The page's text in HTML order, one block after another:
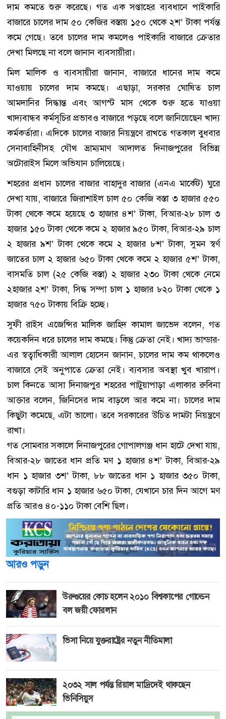
দাম কমতে শুরু করেছে। গত এক সপ্তাহের ব্যবধানে পাইকারি
বাজারে চালের দাম ৫০ কেজির বস্তায় ১৫০ থেকে ২শ’ টাকা পর্যন্ত
কমে গেছে। তবে চালের দাম কমলেও পাইকারি বাজারে ক্রেতার
দেখা মিলছে না বলে জানান ব্যবসায়ীরা।
মিল মালিক ও ব্যবসায়ীরা জানান, বাজারে ধানের দাম কমে
যাওয়ায় চালের দাম কমছে। এছাড়া, সরকার ঘোষিত চাল
আমদানির সিদ্ধান্ত এবং আগস্ট মাস থেকে শুরু হতে যাওয়া
খাদ্যবান্ধব কর্মসূচির প্রভাবও বাজারে পড়ছে বলে জানিয়েছেন খাদ্য
কর্মকর্তারা। এদিকে চালের বাজার নিয়ন্ত্রণে রাখতে গতকাল বুধবার
সেনাবাহিনীসহ যৌথ ভ্রাম্যমাণ আদালত দিনাজপুরের বিভিন্ন
অটোরাইস মিলে অভিযান চালিয়েছে।
শহরের প্রধান চালের বাজার বাহাদুর বাজার (এনএ মার্কেট) ঘুরে
দেখা যায়, বাজারে জিরাশাইল চাল ৫০ কেজি বস্তা ৩ হাজার ৫৫০
টাকা থেকে কমে হয়েছে ৩ হাজার ৪শ’ টাকা, বিআর-২৮ চাল ৩
হাজার ১৫০ টাকা থেকে কমে ২ হাজার ৯৫০ টাকা, বিআর-২৯ চাল
২ হাজার ৯শ’ টাকা থেকে কমে ২ হাজার ৮শ’ টাকা, সুমন স্বর্ণ
জাতের চাল ২ হাজার ৬৫০ টাকা থেকে কমে ২ হাজার ৫শ’ টাকা,
বাসমতি চাল (২৫ কেজি বস্তা) ২ হাজার ২৩০ টাকা থেকে নেমে
২হাজার ২শ’ টাকা, সিদ্ধ সম্পা চাল ১ হাজার ৮২০ টাকা থেকে ১
হাজার ৭৫০ টাকায় বিক্রি হচ্ছে।
সুফী রাইস এজেন্সির মালিক জাহিদ কামাল জাভেদ বলেন, গত
কয়েকদিন ধরে চালের দাম কমছে। কিন্তু ক্রেতা নেই। খাদ্য ভান্ডার-
এর স্বত্বাধিকারী আলাল হোসেন জানান, চালের দাম কম থাকলেও
বাজারে সেই অনুপাতে ক্রেতা নেই। ব্যবসার অবস্থা খুব খারাপ।
চাল কিনতে আসা দিনাজপুর শহরের পাটুয়াপাড়া এলাকার রুবিনা
আক্তার বলেন, জিনিসের দাম বাড়লে আর কমে না। চালের দাম
কিছুটা কমেছে, এটা ভালো। তবে সরকারের উচিত দামটা নিয়ন্ত্রণে
রাখা।
গত সোমবার সকালে দিনাজপুরের গোপালগঞ্জ ধান হাটে দেখা যায়,
বিআর-২৮ জাতের ধান প্রতি মণ ১ হাজার ৪শ’ টাকা, বিআর-২৯
ধান ১ হাজার ৩শ’ টাকা, ৮৮ জাতের ধান ১ হাজার ৩৫০ টাকা,
বগুড়া কাটারি ধান ১ হাজার ৬৫০ টাকা, যেখানে চার দিন আগে মণ
প্রতি আরও ৪০-১১০ টাকা বেশি ছিল।
আরও পড়ুন
উরুগুয়ের কোচ হলেন ২০১০ বিশ্বকাপের গোল্ডেন
বল জয়ী ফোরলান
ভিসা নিয়ে যুক্তরাষ্ট্রের নতুন নীতিমালা
২০৩২ সাল পর্যন্ত রিয়াল মাদ্রিদেই থাকছেন
ভিনিসিয়ুস